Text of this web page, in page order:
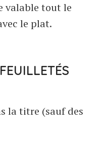
valable tout le
le plat.
la titre (sauf des